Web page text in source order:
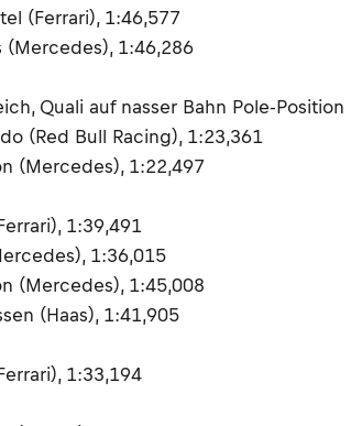
(Ferrari), 1:46,577
(Mercedes), 1:46,286
Quali auf nasser Bahn Pole-
(Red Bull Racing), 1:23,361
(Mercedes), 1:22,497
1:39,491
1:36,015
(Mercedes), 1:45,008
(Haas), 1:41,905
1:33,194